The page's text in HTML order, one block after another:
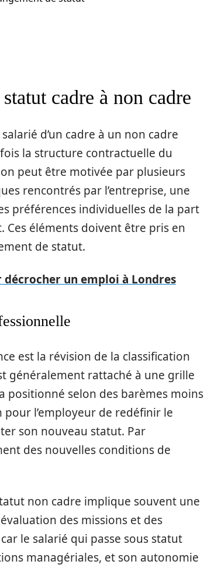
cadre à non cadre
d’un cadre à un non cadre
la structure contractuelle du
peut être motivée par plusieurs
rencontrés par l’entreprise, une
préférences individuelles de la part
éléments doivent être pris en
de statut.
un emploi à Londres
est la révision de la classification
généralement rattaché à une grille
positionné selon des barèmes moins
l’employeur de redéfinir le
son nouveau statut. Par
des nouvelles conditions de
non cadre implique souvent une
des missions et des
le salarié qui passe sous statut
managériales, et son autonomie